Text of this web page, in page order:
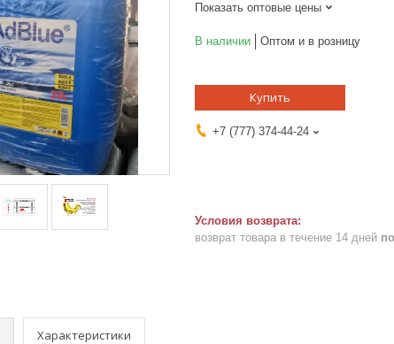
Показать оптовые цены
В наличии Оптом и в розницу
Купить
+7 (777) 374-44-24
возврат товара в течение 14 дней
Характеристики